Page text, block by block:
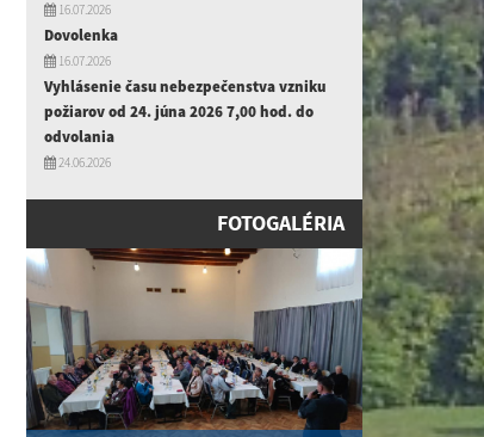
16.07.2026
Dovolenka
16.07.2026
Vyhlásenie času nebezpečenstva vzniku
požiarov od 24. júna 2026 7,00 hod. do
odvolania
24.06.2026
FOTOGALÉRIA